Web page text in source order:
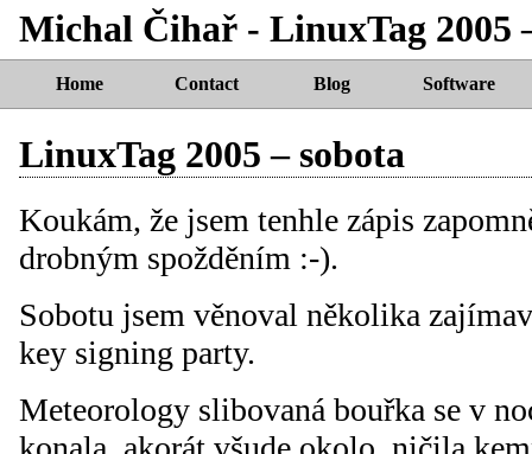
Michal Čihař - LinuxTag 2005
Home Contact Blog Software
LinuxTag 2005 – sobota
Koukám, že jsem tenhle zápis
drobným spožděním :-).
Sobotu jsem věnoval několika
key signing party.
Meteorology slibovaná bouřka se v